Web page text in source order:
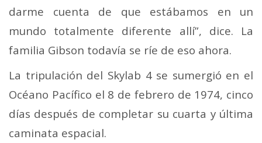
darme cuenta de que estábamos en un
mundo totalmente diferente allí”, dice. La
familia Gibson todavía se ríe de eso ahora.
La tripulación del Skylab 4 se sumergió en el
Océano Pacífico el 8 de febrero de 1974, cinco
días después de completar su cuarta y última
caminata espacial.